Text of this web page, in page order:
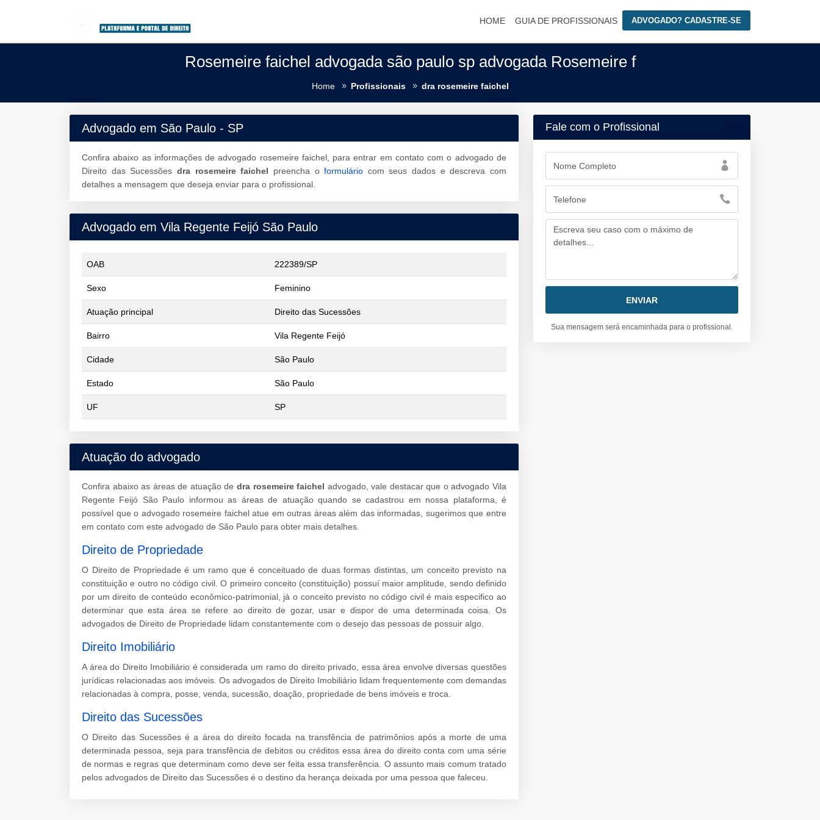
HOME GUIA DE PROFISSIONAIS ADVOGADO? CADASTRE-SE
Rosemeire faichel advogada são paulo sp advogada Rosemeire f
Home Profissionais dra rosemeire faichel
Advogado em São Paulo - SP
Confira abaixo as informações de advogado rosemeire faichel, para entrar em contato com o advogado de
Direito das Sucessões dra rosemeire faichel preencha oformulário com seus dados e descreva com
detalhes a mensagem que deseja enviar para o profissional.
Advogado em Vila Regente Feijó São Paulo
OAB 222389/SP
Sexo Feminino
Atuação principal Direito das Sucessões
Bairro Vila Regente Feijó
Cidade São Paulo
Estado São Paulo
UF SP
Atuação do advogado
Confira abaixo as áreas de atuação de dra rosemeire faichel advogado, vale destacar que o advogado Vila
Regente Feijó São Paulo informou as áreas de atuação quando se cadastrou em nossa plataforma, é
possível que o advogado rosemeire faichel atue em outras áreas além das informadas, sugerimos que entre
em contato com este advogado de São Paulo para obter mais detalhes.
Direito de Propriedade
O Direito de Propriedade é um ramo que é conceituado de duas formas distintas, um conceito previsto na
constituição e outro no código civil. O primeiro conceito (constituição) possuí maior amplitude, sendo definido
por um direito de conteúdo econômico-patrimonial, já o conceito previsto no código civil é mais especifico ao
determinar que esta área se refere ao direito de gozar, usar e dispor de uma determinada coisa. Os
advogados de Direito de Propriedade lidam constantemente com o desejo das pessoas de possuir algo.
Direito Imobiliário
A área do Direito Imobiliário é considerada um ramo do direito privado, essa área envolve diversas questões
jurídicas relacionadas aos imóveis. Os advogados de Direito Imobiliário lidam frequentemente com demandas
relacionadas à compra, posse, venda, sucessão, doação, propriedade de bens imóveis e troca.
Direito das Sucessões
O Direito das Sucessões é a área do direito focada na transfência de patrimônios após a morte de uma
determinada pessoa, seja para transfência de debitos ou créditos essa área do direito conta com uma série
de normas e regras que determinam como deve ser feita essa transferência. O assunto mais comum tratado
pelos advogados de Direito das Sucessões é o destino da herança deixada por uma pessoa que faleceu.
Fale com o Profissional
Sua mensagem será encaminhada para o profissional.